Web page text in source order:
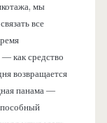
мы
все
как средство
возвращается
панама —